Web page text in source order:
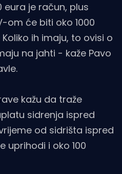
eura je račun, plus
om će biti oko 1000
ih imaju, to ovisi o
na jahti - kaže Pavo
kažu da traže
sidrenja ispred
od sidrišta ispred
uprihodi i oko 100